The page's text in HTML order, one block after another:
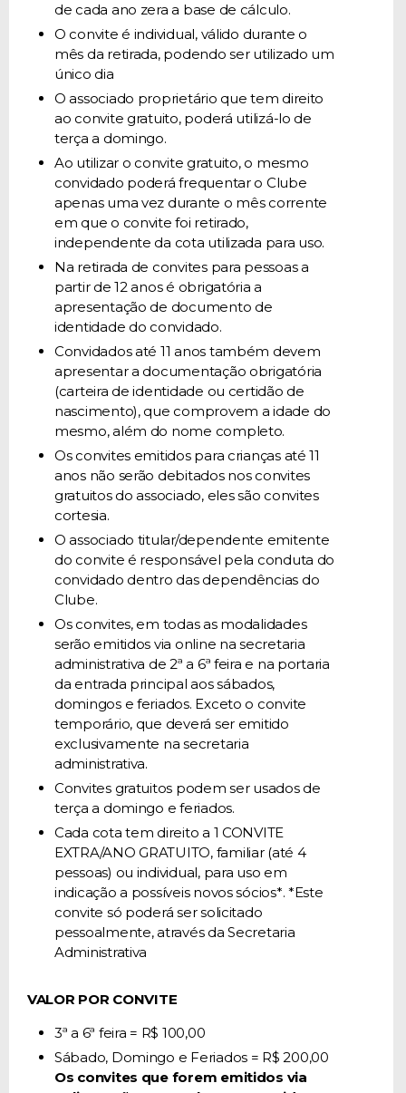
de cada ano zera a base de cálculo.
O convite é individual, válido durante o
mês da retirada, podendo ser utilizado um
único dia
O associado proprietário que tem direito
ao convite gratuito, poderá utilizá-lo de
terça a domingo.
Ao utilizar o convite gratuito, o mesmo
convidado poderá frequentar o Clube
apenas uma vez durante o mês corrente
em que o convite foi retirado,
independente da cota utilizada para uso.
Na retirada de convites para pessoas a
partir de 12 anos é obrigatória a
apresentação de documento de
identidade do convidado.
Convidados até 11 anos também devem
apresentar a documentação obrigatória
(carteira de identidade ou certidão de
nascimento), que comprovem a idade do
mesmo, além do nome completo.
Os convites emitidos para crianças até 11
anos não serão debitados nos convites
gratuitos do associado, eles são convites
cortesia.
O associado titular/dependente emitente
do convite é responsável pela conduta do
convidado dentro das dependências do
Clube.
Os convites, em todas as modalidades
serão emitidos via online na secretaria
administrativa de 2ª a 6ª feira e na portaria
da entrada principal aos sábados,
domingos e feriados. Exceto o convite
temporário, que deverá ser emitido
exclusivamente na secretaria
administrativa.
Convites gratuitos podem ser usados de
terça a domingo e feriados.
Cada cota tem direito a 1 CONVITE
EXTRA/ANO GRATUITO, familiar (até 4
pessoas) ou individual, para uso em
indicação a possíveis novos sócios*. *Este
convite só poderá ser solicitado
pessoalmente, através da Secretaria
Administrativa
VALOR POR CONVITE
3ª a 6ª feira = R$ 100,00
Sábado, Domingo e Feriados = R$ 200,00
Os convites que forem emitidos via